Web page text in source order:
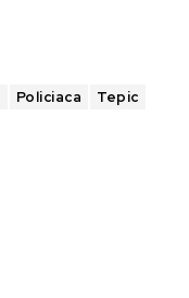
Policiaca Tepic